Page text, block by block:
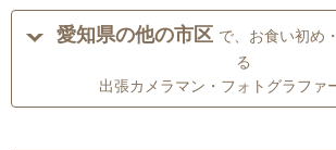
愛知県の他の市区 で、お食い初め
る
出張カメラマン・フォトグラファ